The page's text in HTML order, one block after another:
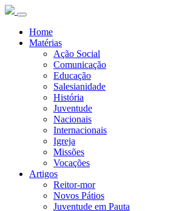
Home
Matérias
Ação Social
Comunicação
Educação
Salesianidade
História
Juventude
Nacionais
Internacionais
Igreja
Missões
Vocações
Artigos
Reitor-mor
Novos Pátios
Juventude em Pauta